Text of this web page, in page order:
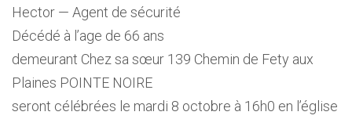
Hector — Agent de sécurité
Décédé à l’age de 66 ans
demeurant Chez sa sœur 139 Chemin de Fety aux
Plaines POINTE NOIRE
seront célébrées le mardi 8 octobre à 16h0 en l’église